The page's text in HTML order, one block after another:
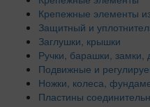
Крепежные элементы
Защитный и
Заглушки, крышки
Ручки, барашки, замки,
Подвижные и
Ножки, колеса,
Пластины